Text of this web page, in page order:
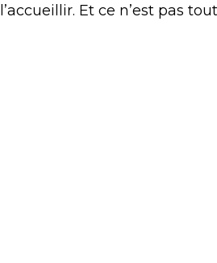
l’accueillir. Et ce n’est pas